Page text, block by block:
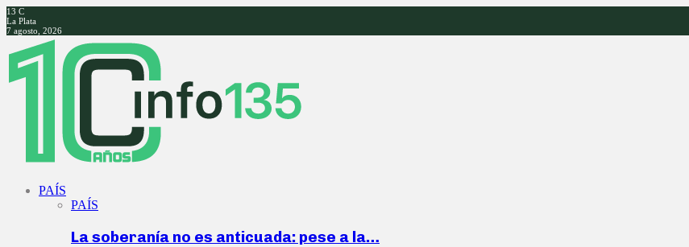
13 C
La Plata
7 agosto, 2026
Facebook
Twitter
Instagram
Youtube
PAÍS
PAÍS
La soberanía no es anticuada: pese a la…